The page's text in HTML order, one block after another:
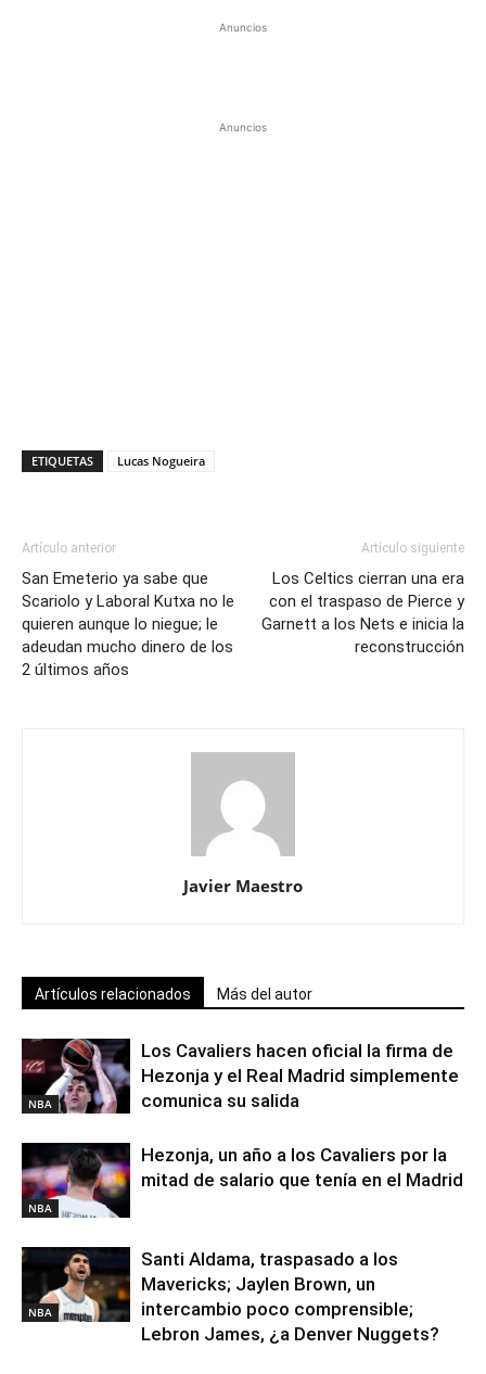
Anuncios
Anuncios
ETIQUETAS Lucas Nogueira
Artículo anterior
San Emeterio ya sabe que
Scariolo y Laboral Kutxa no le
quieren aunque lo niegue; le
adeudan mucho dinero de los
2 últimos años
Artículo siguiente
Los Celtics cierran una era
con el traspaso de Pierce y
Garnett a los Nets e inicia la
reconstrucción
Javier Maestro
Artículos relacionados Más del autor
NBA
Los Cavaliers hacen oficial la firma de
Hezonja y el Real Madrid simplemente
comunica su salida
NBA
Hezonja, un año a los Cavaliers por la
mitad de salario que tenía en el Madrid
NBA
Santi Aldama, traspasado a los
Mavericks; Jaylen Brown, un
intercambio poco comprensible;
Lebron James, ¿a Denver Nuggets?